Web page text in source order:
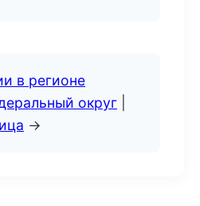
в регионе
округ
→